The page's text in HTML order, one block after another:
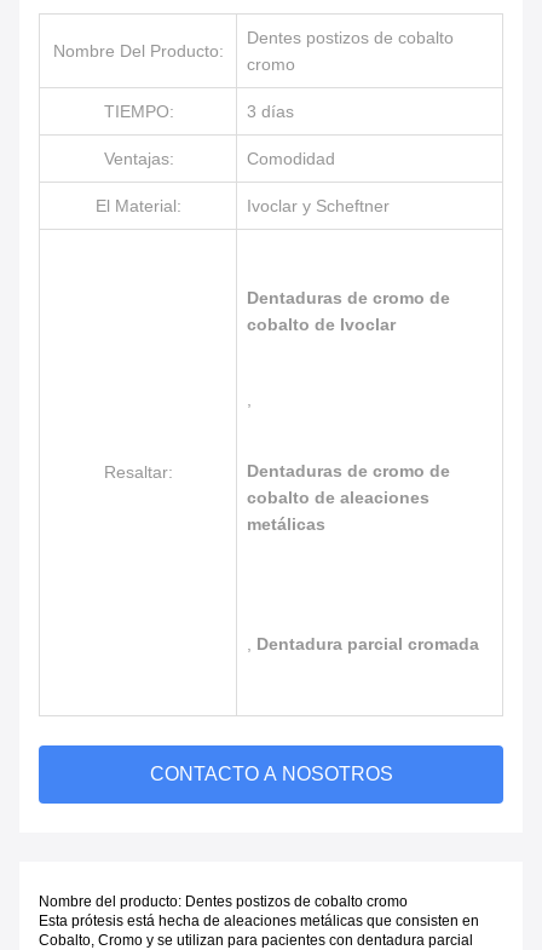
Nombre Del Producto:
Dentes postizos de cobalto
cromo
TIEMPO: 3 días
Ventajas: Comodidad
El Material: Ivoclar y Scheftner
Resaltar:
Dentaduras de cromo de
cobalto de Ivoclar
Dentaduras de cromo de
cobalto de aleaciones
metálicas
Dentadura parcial cromada
CONTACTO A NOSOTROS
Nombre del producto: Dentes postizos de cobalto cromo
Esta prótesis está hecha de aleaciones metálicas que consisten en
Cobalto, Cromo y se utilizan para pacientes con dentadura parcial